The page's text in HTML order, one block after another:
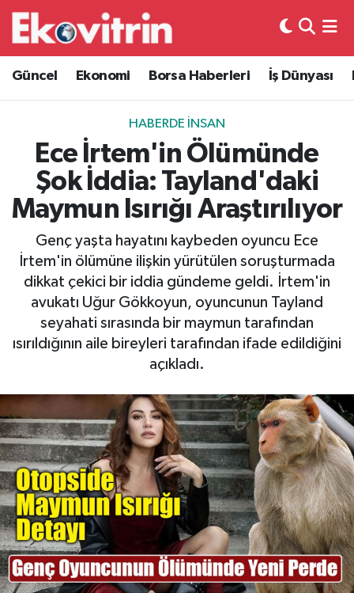
Güncel Ekonomi Borsa Haberleri İş Dünyası
HABERDE İNSAN
Ece İrtem'in Ölümünde
Şok İddia: Tayland'daki
Maymun Isırığı Araştırılıyor
Genç yaşta hayatını kaybeden oyuncu Ece
İrtem'in ölümüne ilişkin yürütülen soruşturmada
dikkat çekici bir iddia gündeme geldi. İrtem'in
avukatı Uğur Gökkoyun, oyuncunun Tayland
seyahati sırasında bir maymun tarafından
ısırıldığının aile bireyleri tarafından ifade edildiğini
açıkladı.
Güncel
Ekonomi
Borsa Haberleri
İş Dünyası
Lojistik
Otovitrin
Asayiş
Magazin
Spor
Eğitim
Hava Durumu
Trafik Durumu
Süper Lig Puan Durumu ve Fikstür
Tüm Manşetler
Son Dakika Haberleri
Haber Arşivi